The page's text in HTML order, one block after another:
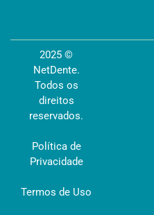
2025 ©
NetDente.
Todos os
direitos
reservados.
Política de
Privacidade
Termos de Uso